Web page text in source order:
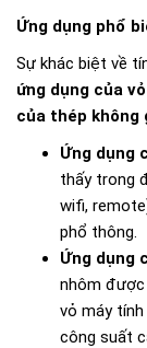
Ứng dụng phổ
Sự khác biệt về
ứng dụng của
của thép không
Ứng dụng
thấy trong
wifi,
phổ thông.
Ứng dụng
nhôm được
vỏ máy tính
công suất